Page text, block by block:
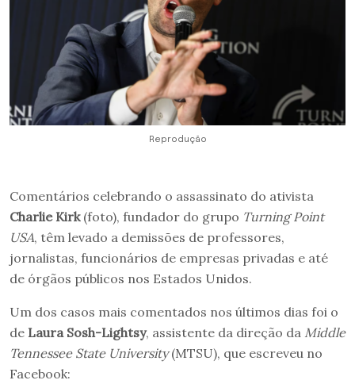
Reprodução
Comentários celebrando o assassinato do ativista
Charlie Kirk(foto), fundador do grupo Turning Point
USA, têm levado a demissões de professores,
jornalistas, funcionários de empresas privadas e até
de órgãos públicos nos Estados Unidos.
Um dos casos mais comentados nos últimos dias foi o
de Laura Sosh-Lightsy, assistente da direção da Middle
Tennessee State University(MTSU), que escreveu no
Facebook: